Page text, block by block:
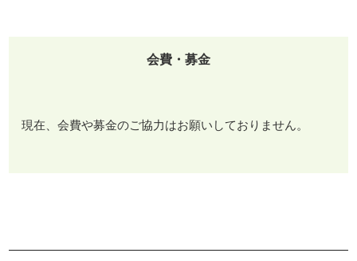
会費・募金
現在、会費や募金のご協力はお願いしておりません。